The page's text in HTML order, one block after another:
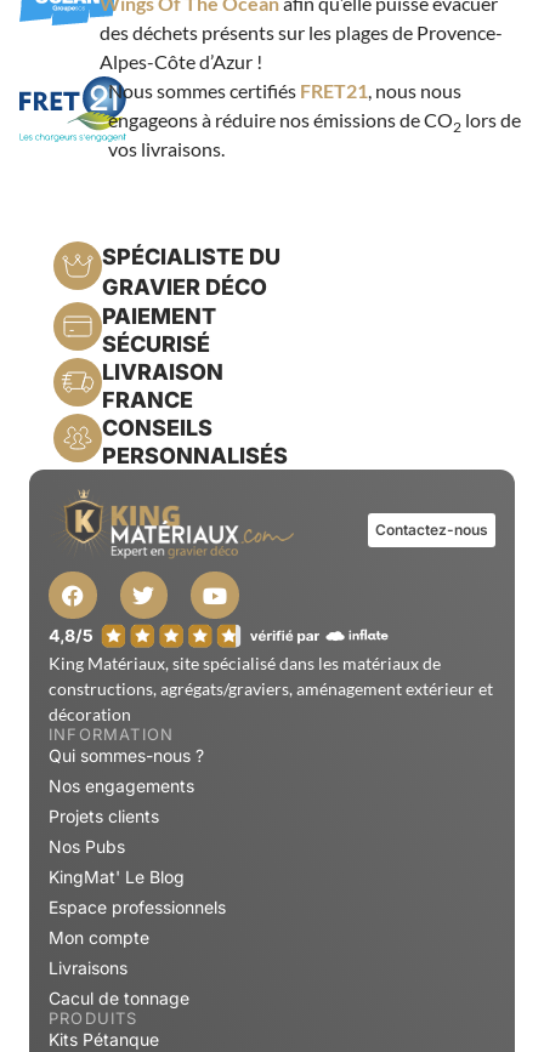
des déchets présents sur les plages de Provence-
Alpes-Côte d’Azur !
Nous sommes certifiés FRET21, nous nous
engageons à réduire nos émissions de CO2lors de
vos livraisons.
SPÉCIALISTE DU
GRAVIER DÉCO
PAIEMENT
SÉCURISÉ
LIVRAISON
FRANCE
CONSEILS
PERSONNALISÉS
Contactez-nous
King Matériaux, site spécialisé dans les matériaux de
constructions, agrégats/graviers, aménagement extérieur et
décoration
INFORMATION
Qui sommes-nous ?
Nos engagements
Projets clients
Nos Pubs
KingMat' Le Blog
Espace professionnels
Mon compte
Livraisons
Cacul de tonnage
PRODUITS
Kits Pétanque